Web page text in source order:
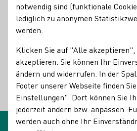
Name des Begriffes:
Oxidation
Beschreibungen des
Oxidation
Durch Sauerstoffeinwirkung
Veränderung von Most oder Wein
Zurück
notwendig sind (funktionale
lediglich zu anonymen
werden.
Klicken Sie auf "Alle akzeptieren",
akzeptieren. Sie können Ihr
ändern und widerrufen. In der
Footer unserer Webseite finden
Einstellungen". Dort können Sie
jederzeit ändern bzw. anpassen.
werden auch ohne Ihr